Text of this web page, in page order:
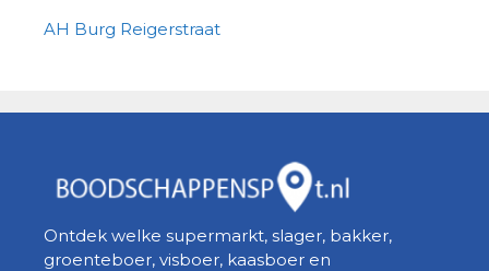
AH Burg Reigerstraat
Ontdek welke supermarkt, slager, bakker,
groenteboer, visboer, kaasboer en